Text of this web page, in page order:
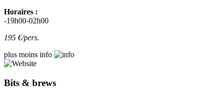
Horaires :
-19h00-02h00
195 €/pers.
plus moins info
Bits & brews